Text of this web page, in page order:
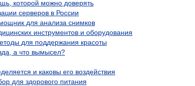
которой можно доверять
серверов в России
для анализа снимков
инструментов и оборудования
для поддержания красоты
а что вымысел?
и каковы его воздействия
для здорового питания